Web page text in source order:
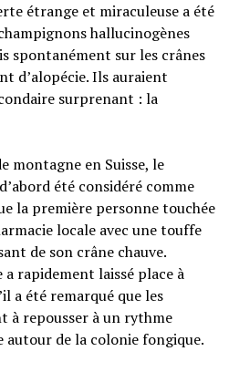
étrange et miraculeuse a été
hallucinogènes
spontanément sur les crânes
d’alopécie. Ils auraient
surprenant : la
montagne en Suisse, le
été considéré comme
la première personne touchée
locale avec une touffe
de son crâne chauve.
rapidement laissé place à
a été remarqué que les
à repousser à un rythme
de la colonie fongique.